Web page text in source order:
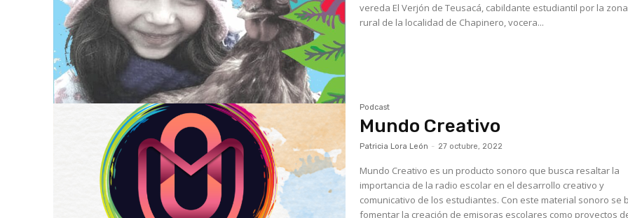
vereda El Verjón de Teusacá, cabildante estudiantil por la zona
rural de la localidad de Chapinero, vocera...
Podcast
Mundo Creativo
Patricia Lora León - 27 octubre, 2022
Mundo Creativo es un producto sonoro que busca resaltar la
importancia de la radio escolar en el desarrollo creativo y
comunicativo de los estudiantes. Con este material sonoro se
fomentar la creación de emisoras escolares como proyectos